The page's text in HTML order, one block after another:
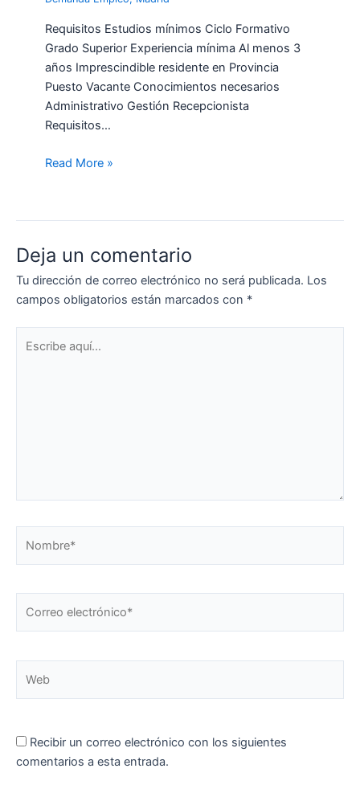
Requisitos Estudios mínimos Ciclo Formativo
Grado Superior Experiencia mínima Al menos 3
años Imprescindible residente en Provincia
Puesto Vacante Conocimientos necesarios
Administrativo Gestión Recepcionista
Requisitos…
Read More »
Deja un comentario
Tu dirección de correo electrónico no será publicada. Los
campos obligatorios están marcados con *
Recibir un correo electrónico con los siguientes
comentarios a esta entrada.